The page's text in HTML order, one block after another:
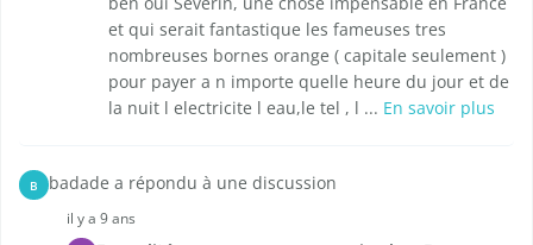
et qui serait fantastique les fameuses tres
nombreuses bornes orange ( capitale seulement )
pour payer a n importe quelle heure du jour et de
la nuit l electricite l eau,le tel , l ... En savoir plus
B badade a répondu à une discussion
il y a 9 ans